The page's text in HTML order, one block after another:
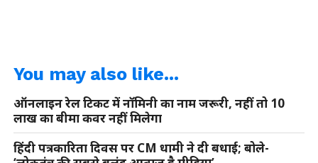
You may also like...
ऑनलाइन रेल टिकट में नॉमिनी का नाम जरूरी, नहीं तो 10
लाख का बीमा कवर नहीं मिलेगा
हिंदी पत्रकारिता दिवस पर CM धामी ने दी बधाई; बोले-